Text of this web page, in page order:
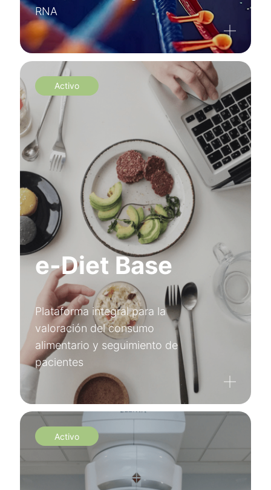
RNA
e-Diet Base
Plataforma integral para la
valoración del consumo
alimentario y seguimiento de
pacientes
Activo
Activo